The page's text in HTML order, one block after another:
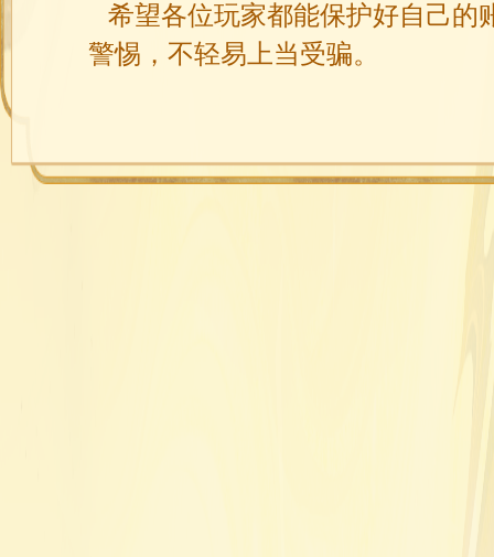
希望各位玩家都能保护好自己的
警惕，不轻易上当受骗。